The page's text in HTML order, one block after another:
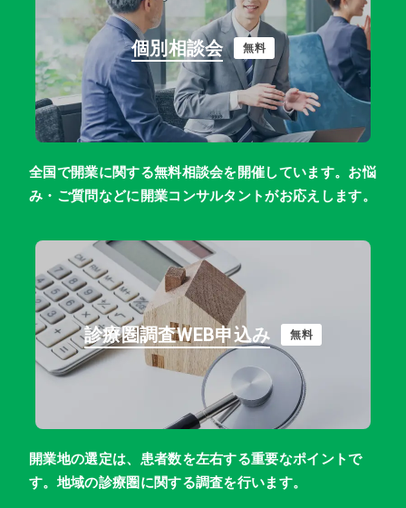
個別相談会 無料
全国で開業に関する無料相談会を開催しています。お悩
み・ご質問などに開業コンサルタントがお応えします。
診療圏調査WEB申込み 無料
開業地の選定は、患者数を左右する重要なポイントで
す。地域の診療圏に関する調査を行います。